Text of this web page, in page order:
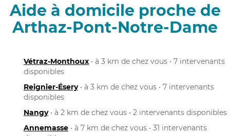
Aide à domicile proche de
Arthaz-Pont-Notre-Dame
Vétraz-Monthoux • à 3 km de chez vous • 7 intervenants
disponibles
Reignier-Ésery• à 3 km de chez vous • 7 intervenants
disponibles
Nangy• à 2 km de chez vous • 2 intervenants disponibles
Annemasse • à 7 km de chez vous • 31 intervenants